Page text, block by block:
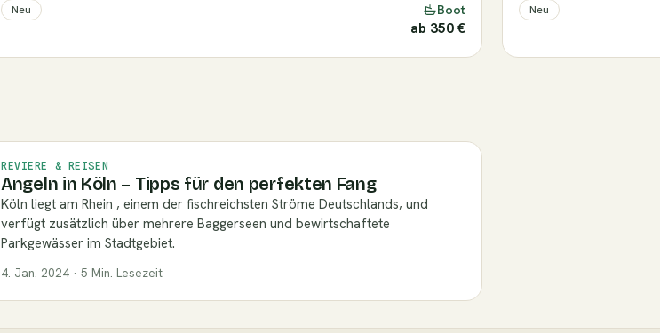
Neu Boot
ab 350 €
Neu
REVIERE & REISEN
Angeln in Köln – Tipps für den perfekten Fang
Köln liegt am Rhein , einem der fischreichsten Ströme Deutschlands, und
verfügt zusätzlich über mehrere Baggerseen und bewirtschaftete
Parkgewässer im Stadtgebiet.
4. Jan. 2024 · 5 Min. Lesezeit